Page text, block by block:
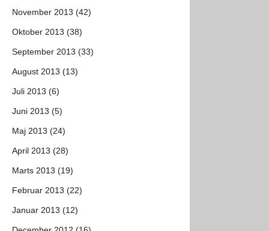
November 2013 (42)
Oktober 2013 (38)
September 2013 (33)
August 2013 (13)
Juli 2013 (6)
Juni 2013 (5)
Maj 2013 (24)
April 2013 (28)
Marts 2013 (19)
Februar 2013 (22)
Januar 2013 (12)